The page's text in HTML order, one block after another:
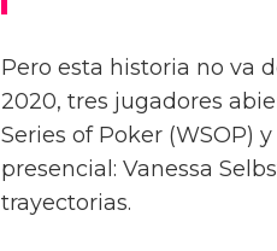
Pero esta historia no va
2020, tres jugadores
Series of Poker (WSOP)
presencial: Vanessa
trayectorias.